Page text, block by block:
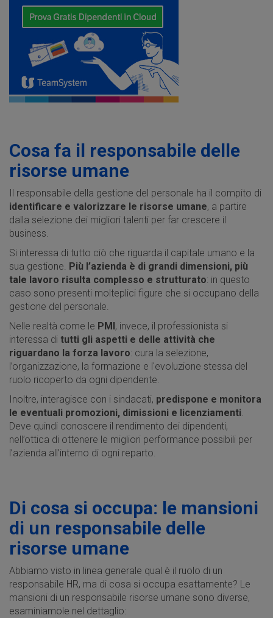
Cosa fa il responsabile delle
risorse umane
Il responsabile della gestione del personale ha il compito di
identificare e valorizzare le risorse umane, a partire
dalla selezione dei migliori talenti per far crescere il
business.
Si interessa di tutto ciò che riguarda il capitale umano e la
sua gestione. Più l’azienda è di grandi dimensioni, più
tale lavoro risulta complesso e strutturato: in questo
caso sono presenti molteplici figure che si occupano della
gestione del personale.
Nelle realtà come le PMI, invece, il professionista si
interessa di tutti gli aspetti e delle attività che
riguardano la forza lavoro: cura la selezione,
l’organizzazione, la formazione e l'evoluzione stessa del
ruolo ricoperto da ogni dipendente.
Inoltre, interagisce con i sindacati, predispone e monitora
le eventuali promozioni, dimissioni e licenziamenti.
Deve quindi conoscere il rendimento dei dipendenti,
nell’ottica di ottenere le migliori performance possibili per
l’azienda all’interno di ogni reparto.
Di cosa si occupa: le mansioni
di un responsabile delle
risorse umane
Abbiamo visto in linea generale qual è il ruolo di un
responsabile HR, ma di cosa si occupa esattamente? Le
mansioni di un responsabile risorse umane sono diverse,
esaminiamole nel dettaglio: